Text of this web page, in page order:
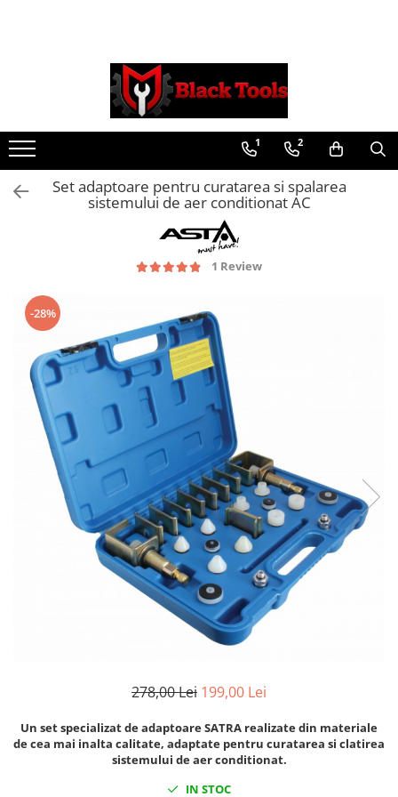
Scule Service Auto
Chei Si Truse De Chei
Chei combinate
Chei Combinate Cu Clichet
Chei Cotite
Clesti pentru sigurante
Clesti reglabili pentru tevi
Clesti service auto
Clesti universali
Clima/Aer conditionat
Cricuri cutie viteze
Dispozitive de sablat & accesorii
Dispozitive spalat piese
Dulapuri Bancuri Carucioare
Bancuri de lucru
Carucioare pentru marfa
Autogen
Invertoare Sudura
1 2
Set adaptoare pentru curatarea si spalarea
sistemului de aer conditionat AC
1 Review
-28%
278,00 Lei 199,00 Lei
Un set specializat de adaptoare SATRA realizate din materiale
de cea mai inalta calitate, adaptate pentru curatarea si clatirea
sistemului de aer conditionat.
IN STOC